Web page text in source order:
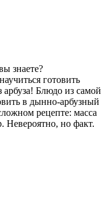
знаете?
готовить
Блюдо из самой
в дынно-арбузный
рецепте: масса
Невероятно, но факт.